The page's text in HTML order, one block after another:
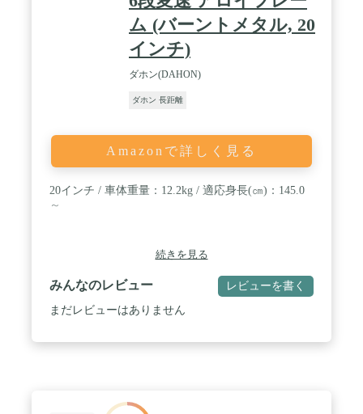
ム (バーントメタル, 20
インチ)
ダホン(DAHON)
ダホン 長距離
Amazonで詳しく見る
20インチ / 車体重量：12.2kg / 適応身長(㎝)：145.0
～
続きを見る
みんなのレビュー レビューを書く
まだレビューはありません